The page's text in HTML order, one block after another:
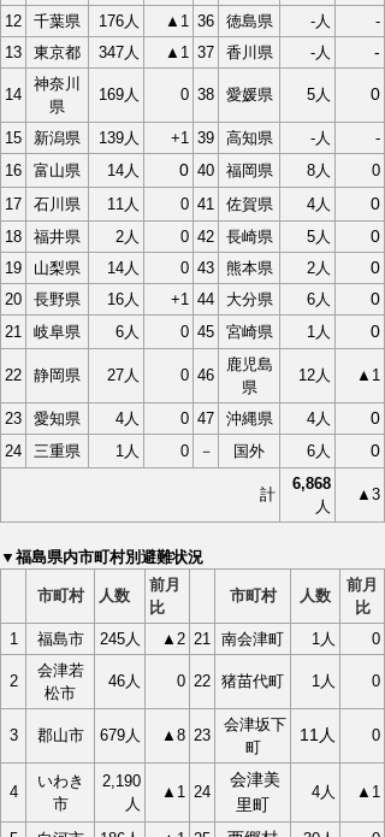
12
千葉県 176人 ▲1 36 徳島県 -人
-
13
東京都 347人 ▲1 37 香川県 -人 -
14
神奈川
県
169人 0 38 愛媛県 5人 0
15 新潟県 139人 +1 39 高知県 -人
-
16
富山県 14人 0 40 福岡県 8人
0
17
石川県 11人 0 41 佐賀県 4人 0
18 福井県 2人 0 42 長崎県 5人 0
19 山梨県 14人 0 43 熊本県 2人 0
20 長野県 16人 +1 44 大分県 6人 0
21 岐阜県 6人 0 45 宮崎県 1人 0
22 静岡県 27人 0 46
鹿児島
県
12人 ▲1
23 愛知県 4人 0 47 沖縄県 4人 0
24 三重県 1人 0 － 国外 6人 0
計
6,868
人
▲3
▼福島県内市町村別避難状況
市町村 人数
前月
比
市町村 人数
前月
比
1
福島市 245人 ▲2 21 南会津町 1人 0
2
会津若
松市
46人 0 22 猪苗代町 1人 0
3 郡山市 679人 ▲8 23
会津坂下
町
11人 0
4
いわき
市
2,190
人
▲1 24
会津美
里町
4人 ▲1